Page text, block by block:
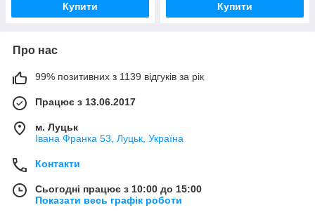
Купити Купити
Про нас
99% позитивних з 1139 відгуків за рік
Працює з 13.06.2017
м. Луцьк
Івана Франка 53, Луцьк, Україна
Контакти
Сьогодні працює з 10:00 до 15:00
Показати весь графік роботи